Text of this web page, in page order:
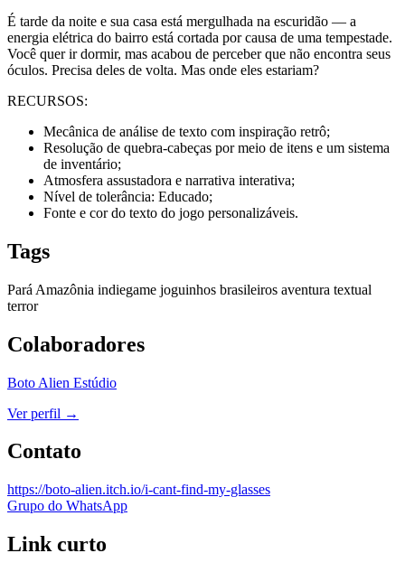
É tarde da noite e sua casa está mergulhada na escuridão — a
energia elétrica do bairro está cortada por causa de uma tempestade.
Você quer ir dormir, mas acabou de perceber que não encontra seus
óculos. Precisa deles de volta. Mas onde eles estariam?
RECURSOS:
Mecânica de análise de texto com inspiração retrô;
Resolução de quebra-cabeças por meio de itens e um sistema
de inventário;
Atmosfera assustadora e narrativa interativa;
Nível de tolerância: Educado;
Fonte e cor do texto do jogo personalizáveis.
Tags
Pará Amazônia indiegame joguinhos brasileiros aventura textual
terror
Colaboradores
Boto Alien Estúdio
Ver perfil →
Contato
https://boto-alien.itch.io/i-cant-find-my-glasses
Grupo do WhatsApp
Link curto